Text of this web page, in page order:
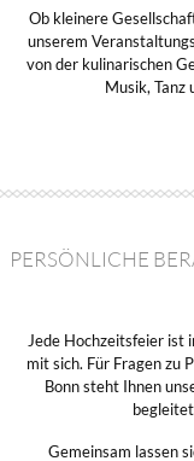
Ob kleinere
unserem
von der kulinarischen
Musik, Tanz
PERSÖNLICHE
Jede Hochzeitsfeier ist
mit sich. Für Fragen zu
Bonn steht Ihnen
Gemeinsam lassen
der Upload